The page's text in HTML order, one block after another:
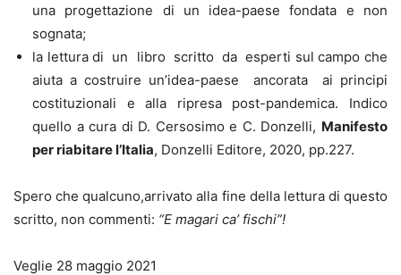
una progettazione di un idea-paese fondata e non
sognata;
la lettura di un libro scritto da esperti sul campo che
aiuta a costruire un’idea-paese ancorata ai principi
costituzionali e alla ripresa post-pandemica. Indico
quello a cura di D. Cersosimo e C. Donzelli, Manifesto
per riabitare l’Italia, Donzelli Editore, 2020, pp.227.
Spero che qualcuno,arrivato alla fine della lettura di questo
scritto, non commenti: “E magari ca’ fischi”!
Veglie 28 maggio 2021